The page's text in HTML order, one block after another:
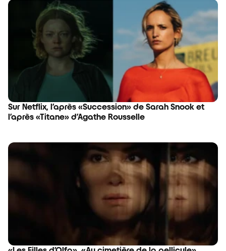
Sur Netflix, l’après «Succession» de Sarah Snook et
l’après «Titane» d’Agathe Rousselle